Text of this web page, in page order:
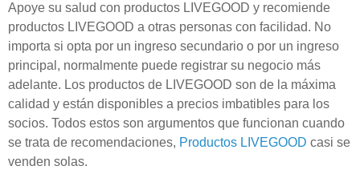
Apoye su salud con productos LIVEGOOD y recomiende
productos LIVEGOOD a otras personas con facilidad. No
importa si opta por un ingreso secundario o por un ingreso
principal, normalmente puede registrar su negocio más
adelante. Los productos de LIVEGOOD son de la máxima
calidad y están disponibles a precios imbatibles para los
socios. Todos estos son argumentos que funcionan cuando
se trata de recomendaciones, Productos LIVEGOOD casi se
venden solas.